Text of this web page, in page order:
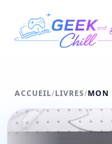
ACCUEIL/LIVRES/MON